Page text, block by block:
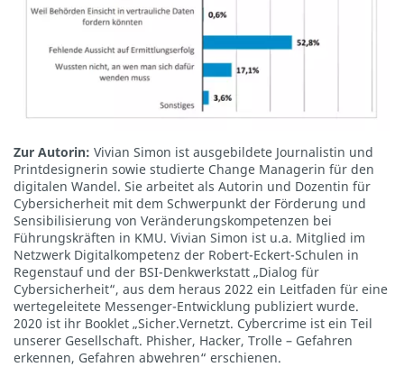
Zur Autorin: Vivian Simon ist ausgebildete Journalistin und
Printdesignerin sowie studierte Change Managerin für den
digitalen Wandel. Sie arbeitet als Autorin und Dozentin für
Cybersicherheit mit dem Schwerpunkt der Förderung und
Sensibilisierung von Veränderungskompetenzen bei
Führungskräften in KMU. Vivian Simon ist u.a. Mitglied im
Netzwerk Digitalkompetenz der Robert-Eckert-Schulen in
Regenstauf und der BSI-Denkwerkstatt „Dialog für
Cybersicherheit“, aus dem heraus 2022 ein Leitfaden für eine
wertegeleitete Messenger-Entwicklung publiziert wurde.
2020 ist ihr Booklet „Sicher.Vernetzt. Cybercrime ist ein Teil
unserer Gesellschaft. Phisher, Hacker, Trolle – Gefahren
erkennen, Gefahren abwehren“ erschienen.